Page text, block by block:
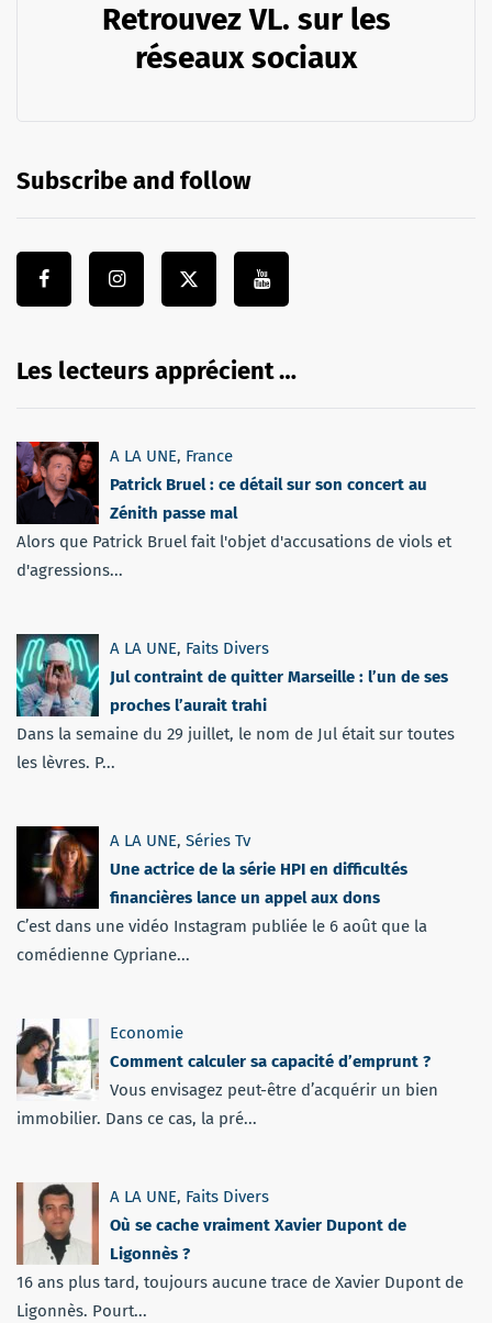
Retrouvez VL. sur les
réseaux sociaux
Subscribe and follow
Les lecteurs apprécient …
A LA UNE, France
Patrick Bruel : ce détail sur son concert au
Zénith passe mal
Alors que Patrick Bruel fait l'objet d'accusations de viols et
d'agressions...
A LA UNE, Faits Divers
Jul contraint de quitter Marseille : l’un de ses
proches l’aurait trahi
Dans la semaine du 29 juillet, le nom de Jul était sur toutes
les lèvres. P...
A LA UNE, Séries Tv
Une actrice de la série HPI en difficultés
financières lance un appel aux dons
C’est dans une vidéo Instagram publiée le 6 août que la
comédienne Cypriane...
Economie
Comment calculer sa capacité d’emprunt ?
Vous envisagez peut-être d’acquérir un bien
immobilier. Dans ce cas, la pré...
A LA UNE, Faits Divers
Où se cache vraiment Xavier Dupont de
Ligonnès ?
16 ans plus tard, toujours aucune trace de Xavier Dupont de
Ligonnès. Pourt...